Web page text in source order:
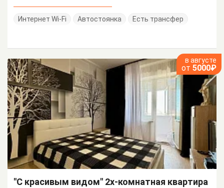
Интернет Wi-Fi Автостоянка Есть трансфер
в августе
от 5000₽
"С красивым видом" 2х-комнатная квартира